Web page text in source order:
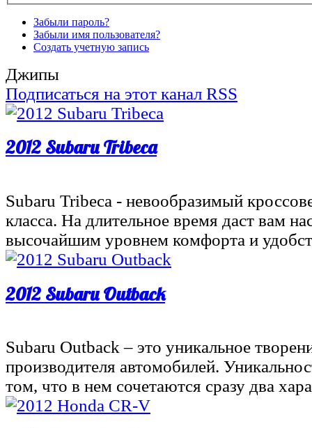
Забыли пароль?
Забыли имя пользователя?
Создать учетную запись
Джипы
Подписаться на этот канал RSS
2012 Subaru Tribeca
Subaru Tribeca - невообразимый
класса. На длительное время даст вам
высочайшим уровнем комфорта и
2012 Subaru Outback
Subaru Outback – это уникальное
производителя автомобилей.
том, что в нем сочетаются сразу два